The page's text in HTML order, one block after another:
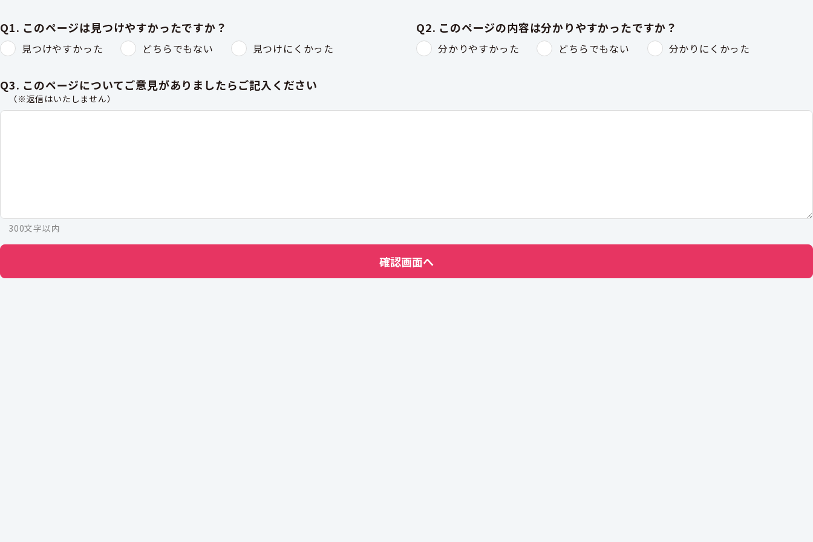
Q1. このページは見つけやすかったですか？
見つけやすかった どちらでもない 見つけにくかった
Q2. このページの内容は分かりやすかったですか？
分かりやすかった どちらでもない 分かりにくかった
Q3. このページについてご意見がありましたらご記入ください
（※返信はいたしません）
300文字以内